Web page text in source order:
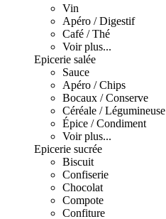
Vin
Apéro / Digestif
Café / Thé
Voir plus...
Epicerie salée
Sauce
Apéro / Chips
Bocaux / Conserve
Céréale / Légumineuse
Épice / Condiment
Voir plus...
Epicerie sucrée
Biscuit
Confiserie
Chocolat
Compote
Confiture